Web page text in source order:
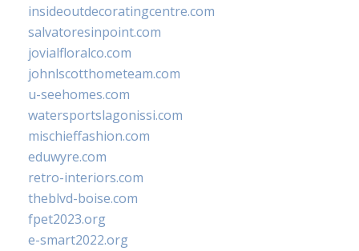
insideoutdecoratingcentre.com
salvatoresinpoint.com
jovialfloralco.com
johnlscotthometeam.com
u-seehomes.com
watersportslagonissi.com
mischieffashion.com
eduwyre.com
retro-interiors.com
theblvd-boise.com
fpet2023.org
e-smart2022.org